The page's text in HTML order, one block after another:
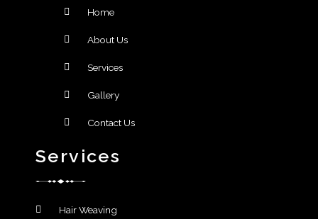
Home
About Us
Services
Gallery
Contact Us
Services
Hair Weaving